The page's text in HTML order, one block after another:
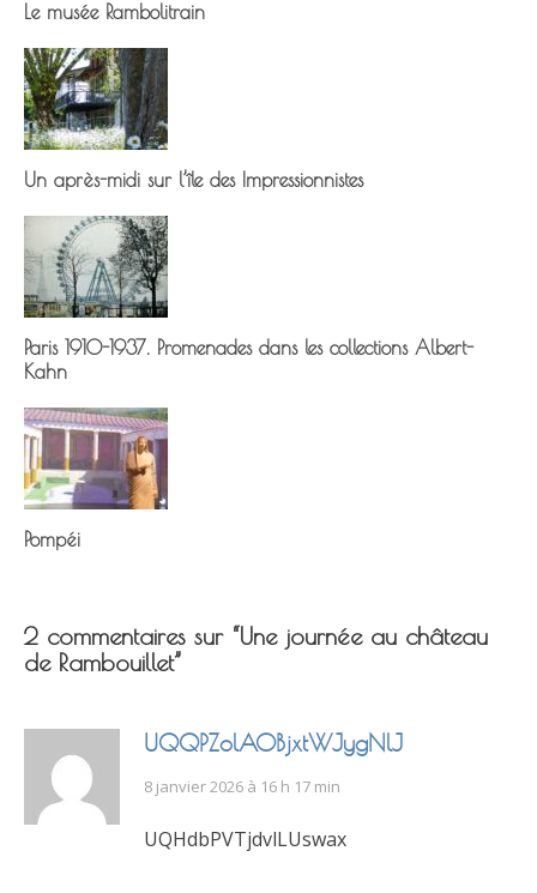
Le musée Rambolitrain
Un après-midi sur l’île des Impressionnistes
Paris 1910-1937. Promenades dans les collections Albert-
Kahn
Pompéi
2 commentaires sur “Une journée au château
de Rambouillet”
UQQPZolAOBjxtWJygNlJ
8 janvier 2026 à 16 h 17 min
UQHdbPVTjdvlLUswax